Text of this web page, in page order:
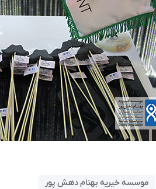
موسسه خیریه بهنام دهش پور